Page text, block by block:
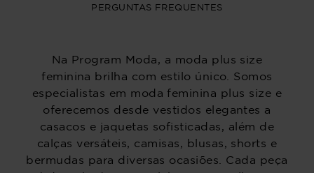
PERGUNTAS FREQUENTES
Na Program Moda, a moda plus size
feminina brilha com estilo único. Somos
especialistas em moda feminina plus size e
oferecemos desde vestidos elegantes a
casacos e jaquetas sofisticadas, além de
calças versáteis, camisas, blusas, shorts e
bermudas para diversas ocasiões. Cada peça